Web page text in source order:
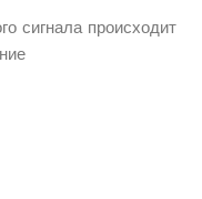
сигнала происходит